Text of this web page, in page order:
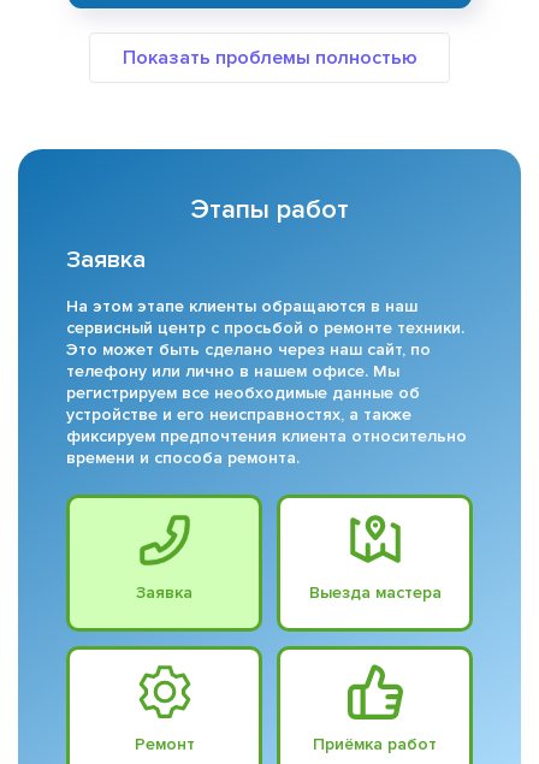
Этапы работ
Заявка
На этом этапе клиенты обращаются в наш
сервисный центр с просьбой о ремонте техники.
Это может быть сделано через наш сайт, по
телефону или лично в нашем офисе. Мы
регистрируем все необходимые данные об
устройстве и его неисправностях, а также
фиксируем предпочтения клиента относительно
времени и способа ремонта.
Заявка Выезда мастера
Ремонт Приёмка работ